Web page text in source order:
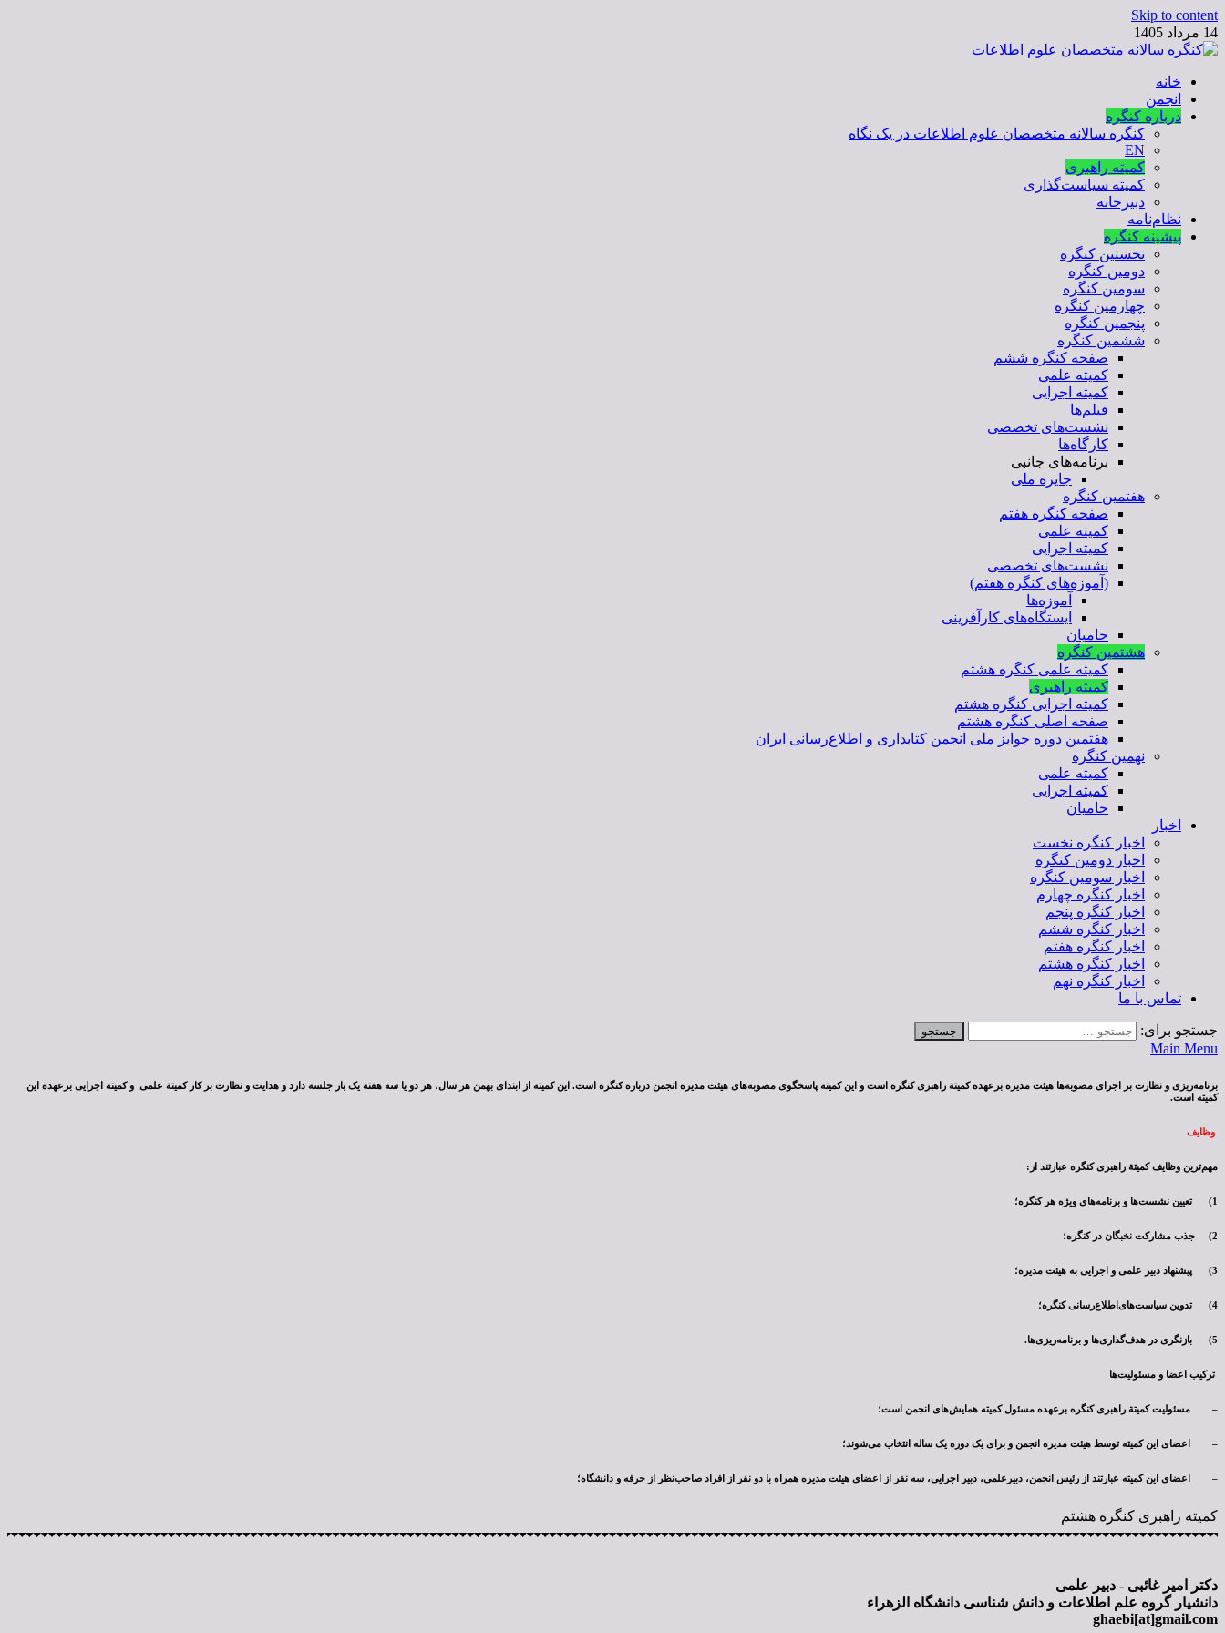
Skip to content
14 مرداد 1405
کنگره سالانه متخصصان علوم اطلاعات
خانه
انجمن
درباره کنگره
کنگره سالانه متخصصان علوم اطلاعات در یک نگاه
EN
کمیته راهبری
کمیته سیاست‌گذاری
دبیرخانه
نظام‌نامه
پیشینه کنگره
نخستین کنگره
دومین کنگره
سومین کنگره
چهارمین کنگره
پنجمین کنگره
ششمین کنگره
صفحه کنگره ششم
کمیته علمی
کمیته اجرایی
فیلم‌ها
نشست‌های تخصصی
کارگاه‌ها
برنامه‌های جانبی
جایزه ملی
هفتمین کنگره
صفحه کنگره هفتم
کمیته علمی
کمیته اجرایی
نشست‌های تخصصی
(آموزه‌های کنگره هفتم)
آموزه‌ها
ایستگاه‌های کارآفرینی
حامیان
هشتمین کنگره
کمیته علمی کنگره هشتم
کمیته راهبری
کمیته اجرایی کنگره هشتم
صفحه اصلی کنگره هشتم
هفتمین دوره جوایز ملی انجمن کتابداری و اطلاع‌رسانی ایران
نهمین کنگره
کمیته علمی
کمیته اجرایی
حامیان
اخبار
اخبار کنگره نخست
اخبار دومین کنگره
اخبار سومین کنگره
اخبار کنگره چهارم
اخبار کنگره پنجم
اخبار کنگره ششم
اخبار کنگره هفتم
اخبار کنگره هشتم
اخبار کنگره نهم
تماس با ما
جستجو برای:
Main Menu
برنامه‌ریزی و نظارت بر اجرای مصوبه‌ها هیئت مدیره برعهده کمیتة راهبری کنگره است و این کمیته پاسخگوی مصوبه‌های هیئت مدیره انجمن درباره کنگره است. این کمیته از ابتدای بهمن هر سال، هر دو یا سه هفته یک بار جلسه دارد و هدایت و نظارت بر کار کمیتة علمی و کمیته اجرایی برعهده این
کمیته است.
وظایف
مهم‌ترین وظایف کمیتة راهبری کنگره عبارتند از:
1) تعیین نشست‌ها و برنامه‌های ویژه هر کنگره؛
2) جذب مشارکت نخبگان در کنگره؛
3) پیشنهاد دبیر علمی و اجرایی به هیئت مدیره؛
4) تدوین سیاست‌های‌اطلاع‌رسانی کنگره؛
5) بازنگری در هدف‌گذاری‌ها و برنامه‌ریزی‌ها.
ترکیب اعضا و مسئولیت‌ها
– مسئولیت کمیتة راهبری کنگره برعهده مسئول کمیته همایش‌های انجمن است؛
– اعضای این کمیته توسط هیئت مدیره انجمن و برای یک دوره یک ساله انتخاب می‌شوند؛
– اعضای این کمیته عبارتند از رئیس انجمن، دبیرعلمی، ‌دبیر اجرایی، سه نفر از اعضای هیئت مدیره همراه با دو نفر از افراد صاحب‌نظر از حرفه و دانشگاه؛
کمیته راهبری کنگره هشتم
دکتر امیر غائبی - دبیر علمی
دانشیار گروه علم اطلاعات و دانش شناسی دانشگاه الزهراء
ghaebi[at]gmail.com